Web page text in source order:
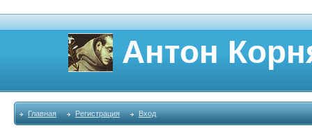
Антон
Главная Регистрация Вход